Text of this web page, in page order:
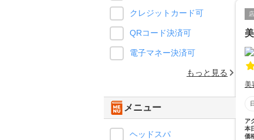
美
ア
本
価
クレジットカード可
QRコード決済可
電子マネー決済可
もっと見る
メニュー
ヘッドスパ